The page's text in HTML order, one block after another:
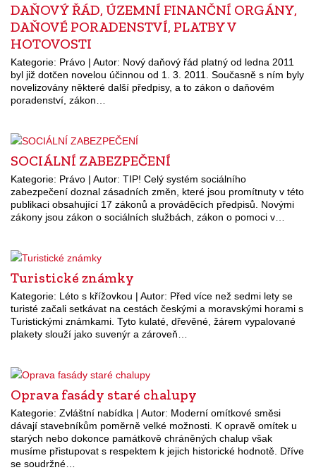
DAŇOVÝ ŘÁD, ÚZEMNÍ FINANČNÍ ORGÁNY,
DAŇOVÉ PORADENSTVÍ, PLATBY V
HOTOVOSTI
Kategorie: Právo | Autor: Nový daňový řád platný od ledna 2011
byl již dotčen novelou účinnou od 1. 3. 2011. Současně s ním byly
novelizovány některé další předpisy, a to zákon o daňovém
poradenství, zákon…
SOCIÁLNÍ ZABEZPEČENÍ
Kategorie: Právo | Autor: TIP! Celý systém sociálního
zabezpečení doznal zásadních změn, které jsou promítnuty v této
publikaci obsahující 17 zákonů a prováděcích předpisů. Novými
zákony jsou zákon o sociálních službách, zákon o pomoci v…
Turistické známky
Kategorie: Léto s křížovkou | Autor: Před více než sedmi lety se
turisté začali setkávat na cestách českými a moravskými horami s
Turistickými známkami. Tyto kulaté, dřevěné, žárem vypalované
plakety slouží jako suvenýr a zároveň…
Oprava fasády staré chalupy
Kategorie: Zvláštní nabídka | Autor: Moderní omítkové směsi
dávají stavebníkům poměrně velké možnosti. K opravě omítek u
starých nebo dokonce památkově chráněných chalup však
musíme přistupovat s respektem k jejich historické hodnotě. Dříve
se soudržné…